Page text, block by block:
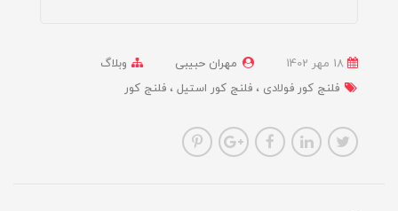
مهران حبیبی
وبلاگ
فلنج کور فولادی
فلنج کور استیل فلنج کور